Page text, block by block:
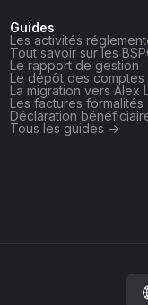
Guides
Les activités
Tout savoir sur les
Le rapport de gestion
Le dépôt des comptes
La migration vers Alex
Les factures formalités
Déclaration
Tous les guides ->